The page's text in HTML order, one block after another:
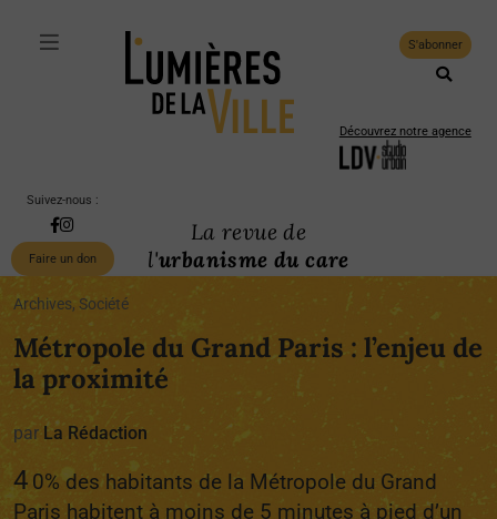
S'abonner
Découvrez notre agence
Suivez-nous :
Faire un don
La revue de
l'urbanisme du care
Archives, Société
Métropole du Grand Paris : l’enjeu de
la proximité
par La Rédaction
4 0% des habitants de la Métropole du Grand
Paris habitent à moins de 5 minutes à pied d’un